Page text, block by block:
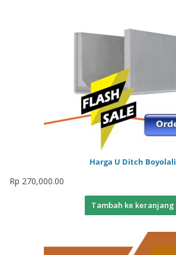
Harga U Ditch Boyolali
Rp 270,000.00
Tambah ke keranjang